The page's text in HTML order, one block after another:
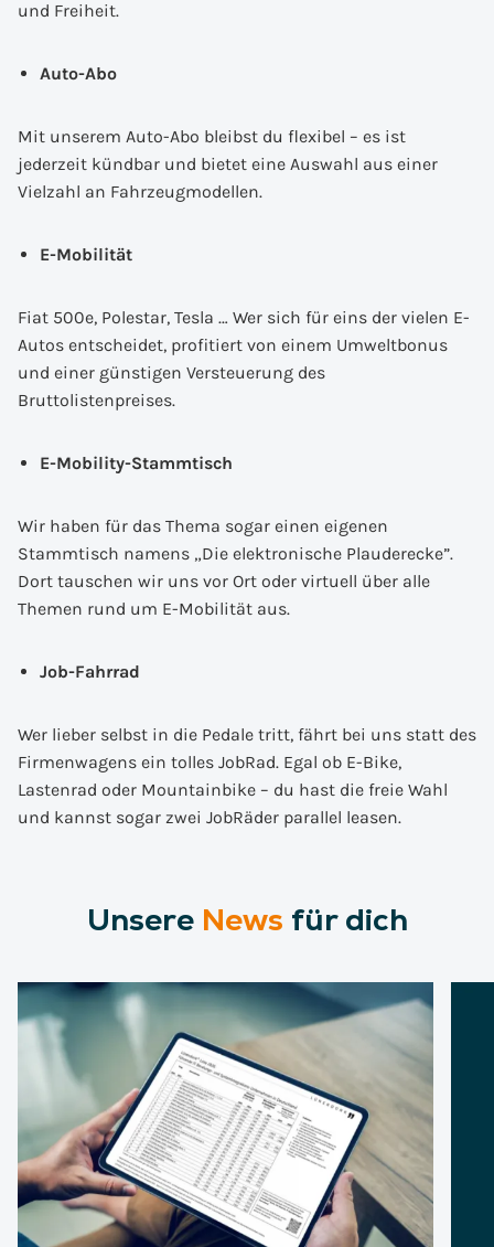
und Freiheit.
Auto-Abo
Mit unserem Auto-Abo bleibst du flexibel – es ist
jederzeit kündbar und bietet eine Auswahl aus einer
Vielzahl an Fahrzeugmodellen.
E-Mobilität
Fiat 500e, Polestar, Tesla … Wer sich für eins der vielen E-
Autos entscheidet, profitiert von einem Umweltbonus
und einer günstigen Versteuerung des
Bruttolistenpreises.
E-Mobility-Stammtisch
Wir haben für das Thema sogar einen eigenen
Stammtisch namens „Die elektronische Plauderecke”.
Dort tauschen wir uns vor Ort oder virtuell über alle
Themen rund um E-Mobilität aus.
Job-Fahrrad
Wer lieber selbst in die Pedale tritt, fährt bei uns statt des
Firmenwagens ein tolles JobRad. Egal ob E-Bike,
Lastenrad oder Mountainbike – du hast die freie Wahl
und kannst sogar zwei JobRäder parallel leasen.
Unsere News für dich